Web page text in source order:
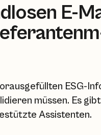
E-
ESG-
müssen. Es
Assistenten.